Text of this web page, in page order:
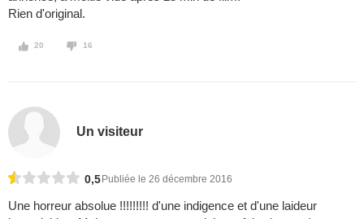
Rien d'original.
20 16
Un visiteur
0,5 Publiée le 26 décembre 2016
Une horreur absolue !!!!!!!!! d'une indigence et d'une laideur